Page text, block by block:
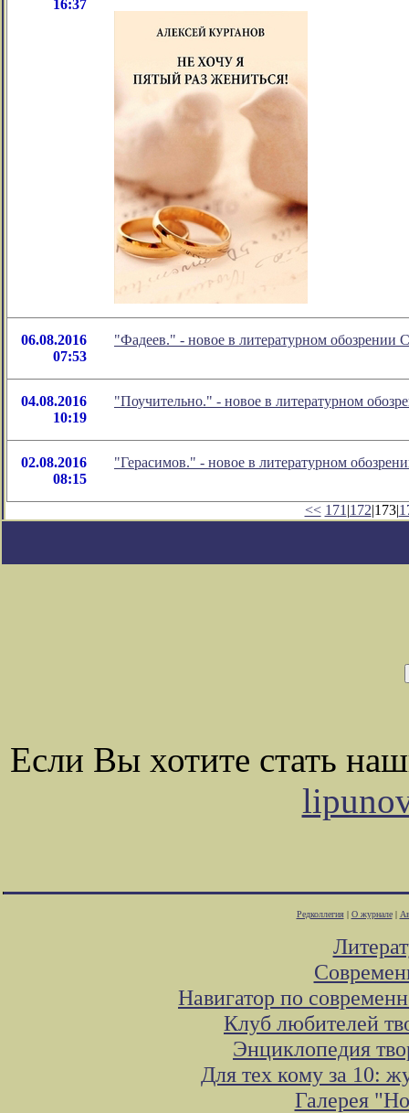
16:37
06.08.2016
07:53
"Фадеев." - новое в литературном обозрении
04.08.2016
10:19
"Поучительно." - новое в литературном
02.08.2016
08:15
"Герасимов." - новое в литературном
<< 171 |172|173|
Если Вы хотите стать
Редколлегия| О журнале|
Навигатор по
Клуб любителей
Энциклопедия
Для тех кому за 10:
Галерея